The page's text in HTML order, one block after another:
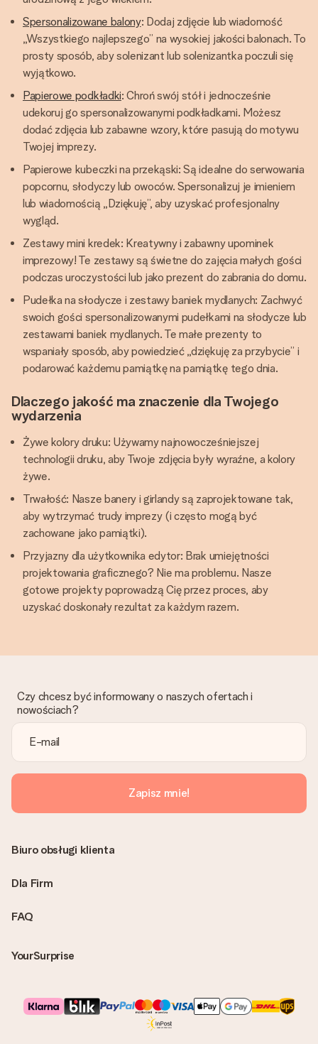
Spersonalizowane balony: Dodaj zdjęcie lub wiadomość
„Wszystkiego najlepszego” na wysokiej jakości balonach. To
prosty sposób, aby solenizant lub solenizantka poczuli się
wyjątkowo.
Papierowe podkładki: Chroń swój stół i jednocześnie
udekoruj go spersonalizowanymi podkładkami. Możesz
dodać zdjęcia lub zabawne wzory, które pasują do motywu
Twojej imprezy.
Papierowe kubeczki na przekąski: Są idealne do serwowania
popcornu, słodyczy lub owoców. Spersonalizuj je imieniem
lub wiadomością „Dziękuję”, aby uzyskać profesjonalny
wygląd.
Zestawy mini kredek: Kreatywny i zabawny upominek
imprezowy! Te zestawy są świetne do zajęcia małych gości
podczas uroczystości lub jako prezent do zabrania do domu.
Pudełka na słodycze i zestawy baniek mydlanych: Zachwyć
swoich gości spersonalizowanymi pudełkami na słodycze lub
zestawami baniek mydlanych. Te małe prezenty to
wspaniały sposób, aby powiedzieć „dziękuję za przybycie” i
podarować każdemu pamiątkę na pamiątkę tego dnia.
Dlaczego jakość ma znaczenie dla Twojego
wydarzenia
Żywe kolory druku: Używamy najnowocześniejszej
technologii druku, aby Twoje zdjęcia były wyraźne, a kolory
żywe.
Trwałość: Nasze banery i girlandy są zaprojektowane tak,
aby wytrzymać trudy imprezy (i często mogą być
zachowane jako pamiątki).
Przyjazny dla użytkownika edytor: Brak umiejętności
projektowania graficznego? Nie ma problemu. Nasze
gotowe projekty poprowadzą Cię przez proces, aby
uzyskać doskonały rezultat za każdym razem.
Czy chcesz być informowany o naszych ofertach i
nowościach?
Zapisz mnie!
FAQ
YourSurprise
Biuro obsługi klienta
Dla Firm